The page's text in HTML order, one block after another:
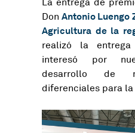
DonAntonio Luengo
Agricultura de la
realizó la
interesó por
desarrollo de
diferenciales para